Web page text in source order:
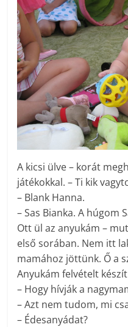
A kicsi ülve – korát
játékokkal. – Ti kik
– Blank Hanna.
– Sas Bianka. A húgom
Ott ül az anyukám –
első sorában. Nem itt
mamához jöttünk. Ő a
Anyukám felvételt
– Hogy hívják a
– Azt nem tudom, mi
– Édesanyádat?